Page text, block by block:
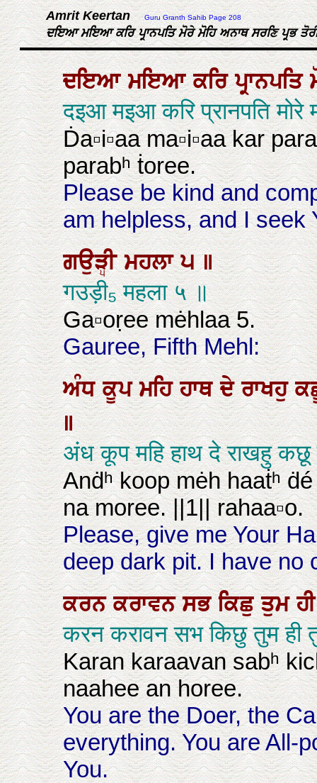
Amrit Keertan Guru Granth Sahib Page 208
ਦਇਆ ਮਇਆ ਕਰਿ ਪ੍ਰਾਨਪਤਿ ਮੋਰੇ ਮੋਹਿ ਅਨਾਥ ਸਰਣਿ ਪ੍ਰਭ
ਦਇਆਮਇਆਕਰਿਪ੍ਰਾਨਪਤਿ
दइआ मइआ करि प्रानपति मोरे
Ḋa▫i▫aa ma▫i▫aa kar
parabʰ ṫoree.
Please be kind and
am helpless, and I seek
ਗਉੜੀਮਹਲਾ੫॥
गउड़ी₅ महला ५ ॥
Ga▫oṛee mėhlaa 5.
Gauree, Fifth Mehl:
ਅੰਧਕੂਪਮਹਿਹਾਥਦੇਰਾਖਹੁ
॥
अंध कूप महि हाथ दे राखहु कछू
Anḋʰ koop mėh haaṫʰ
na moree. ||1|| rahaa▫o.
Please, give me Your
deep dark pit. I have no
ਕਰਨਕਰਾਵਨਸਭਕਿਛੁਤੁਮ
करन करावन सभ किछु तुम ही
Karan karaavan sabʰ
naahee an horee.
You are the Doer, the
everything. You are All-
You.